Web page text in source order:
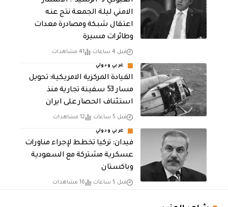
الامني ليلة الجمعة نتج عنه
اعتقال شبكة ومصادرة معدات
وطائرات مسيرة
قبل 4 ساعات 41 مشاهدات
عربي ودولي
القيادة المركزية الامريكية: تحويل
مسار 53 سفينة تجارية منذ
استئناف الحصار على ايران
قبل 5 ساعات 12 مشاهدات
عربي ودولي
فيدان: تركيا تخطط لإجراء مناورات
عسكرية مشتركة مع السعودية
وباكستان
قبل 5 ساعات 16 مشاهدات